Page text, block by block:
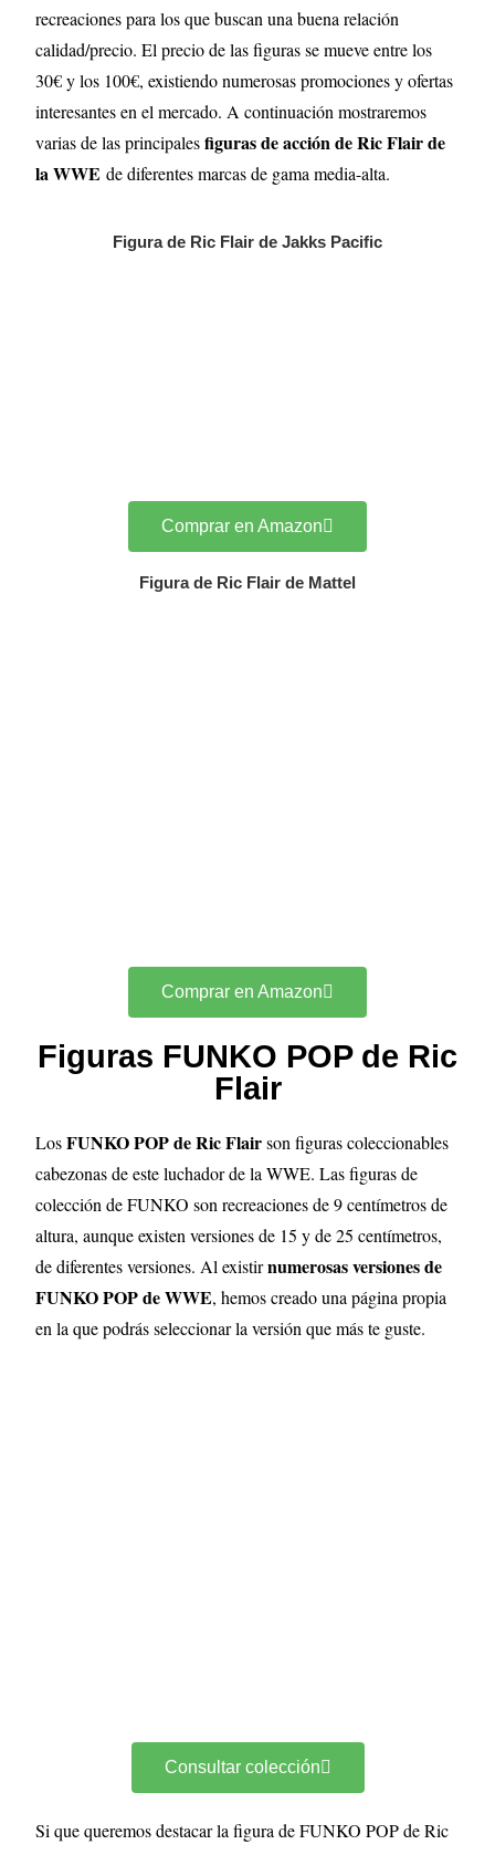
recreaciones para los que buscan una buena relación
calidad/precio. El precio de las figuras se mueve entre los
30€ y los 100€, existiendo numerosas promociones y ofertas
interesantes en el mercado. A continuación mostraremos
varias de las principalesfiguras de acción de Ric Flair de
la WWE de diferentes marcas de gama media-alta.
Figura de Ric Flair de Jakks Pacific
Comprar en Amazon
Figura de Ric Flair de Mattel
Comprar en Amazon
Figuras FUNKO POP de Ric
Flair
LosFUNKO POP de Ric Flairson figuras coleccionables
cabezonas de este luchador de la WWE. Las figuras de
colección de FUNKO son recreaciones de 9 centímetros de
altura, aunque existen versiones de 15 y de 25 centímetros,
de diferentes versiones. Al existirnumerosas versiones de
FUNKO POP de WWE, hemos creado una página propia
en la que podrás seleccionar la versión que más te guste.
Consultar colección
Si que queremos destacar la figura de FUNKO POP de Ric